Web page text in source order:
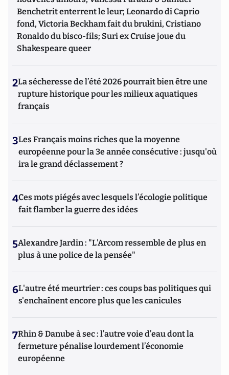
Benchetrit enterrent le leur; Leonardo di Caprio
fond, Victoria Beckham fait du brukini, Cristiano
Ronaldo du bisco-fils; Suri ex Cruise joue du
Shakespeare queer
2La sécheresse de l’été 2026 pourrait bien être une
rupture historique pour les milieux aquatiques
français
3Les Français moins riches que la moyenne
européenne pour la 3e année consécutive : jusqu'où
ira le grand déclassement ?
4Ces mots piégés avec lesquels l’écologie politique
fait flamber la guerre des idées
5Alexandre Jardin : "L'Arcom ressemble de plus en
plus à une police de la pensée"
6L'autre été meurtrier : ces coups bas politiques qui
s'enchaînent encore plus que les canicules
7Rhin & Danube à sec : l’autre voie d’eau dont la
fermeture pénalise lourdement l’économie
européenne